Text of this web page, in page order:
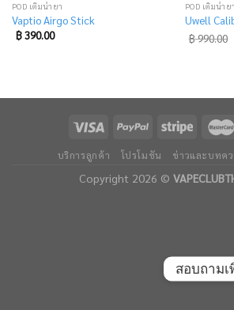
POD เติมน้ำยา
Vaptio Airgo Stick
฿390.00
POD เติมน้ำยา
Uwell
฿990.00
บริการลูกค้า โปรโมชัน ข่าวและบทค
Copyright 2026 ©
สอบถามเ